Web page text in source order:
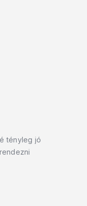
tényleg jó